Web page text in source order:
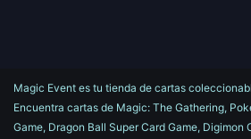
Magic Event es tu tienda de cartas
Encuentra cartas de Magic: The Gathering,
Game, Dragon Ball Super Card Game, Digimon